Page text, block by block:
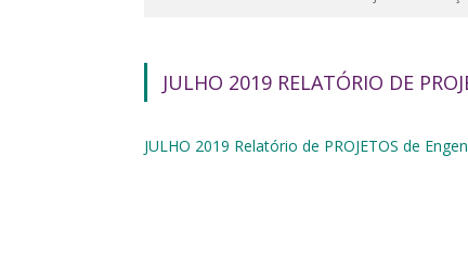
JULHO 2019 RELATÓRIO DE
JULHO 2019 Relatório de PROJETOS de